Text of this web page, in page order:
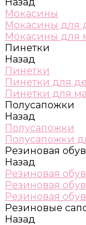
Мокасины
Мокасины для
Мокасины для
Пинетки
Назад
Пинетки
Пинетки для
Пинетки для
Полусапожки
Назад
Полусапожки
Полусапожки
Резиновая
Назад
Резиновая
Резиновая
Резиновая
Резиновые
Назад